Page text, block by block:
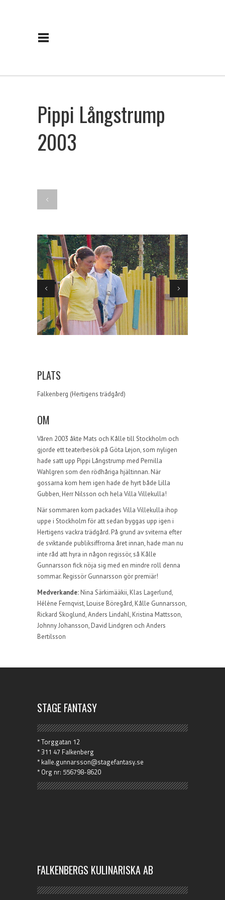
Pippi Långstrump
2003
PLATS
Falkenberg (Hertigens trädgård)
OM
Våren 2003 åkte Mats och Kålle till Stockholm och
gjorde ett teaterbesök på Göta Lejon, som nyligen
hade satt upp Pippi Långstrump med Pernilla
Wahlgren som den rödhåriga hjältinnan. När
gossarna kom hem igen hade de hyrt både Lilla
Gubben, Herr Nilsson och hela Villa Villekulla!
När sommaren kom packades Villa Villekulla ihop
uppe i Stockholm för att sedan byggas upp igen i
Hertigens vackra trädgård. På grund av sviterna efter
de sviktande publiksiffrorna året innan, hade man nu
inte råd att hyra in någon regissör, så Kålle
Gunnarsson fick nöja sig med en mindre roll denna
sommar. Regissör Gunnarsson gör premiär!
Medverkande: Nina Särkimääkii, Klas Lagerlund,
Hélène Fernqvist, Louise Böregård, Kålle Gunnarsson,
Rickard Skoglund, Anders Lindahl, Kristina Mattsson,
Johnny Johansson, David Lindgren och Anders
Bertilsson
STAGE FANTASY
* Torggatan 12
* 311 47 Falkenberg
* kalle.gunnarsson@stagefantasy.se
* Org nr: 556798-8620
FALKENBERGS KULINARISKA AB